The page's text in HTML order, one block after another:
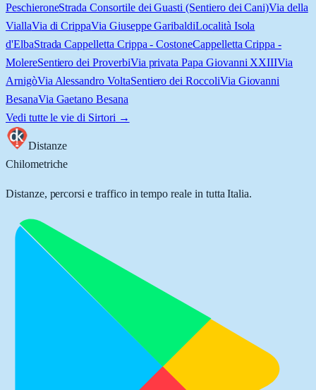
PeschieroneStrada Consortile dei Guasti (Sentiero dei Cani)Via della
ViallaVia di CrippaVia Giuseppe GaribaldiLocalità Isola
d'ElbaStrada Cappelletta Crippa - CostoneCappelletta Crippa -
MolereSentiero dei ProverbiVia privata Papa Giovanni XXIIIVia
ArnigòVia Alessandro VoltaSentiero dei RoccoliVia Giovanni
BesanaVia Gaetano Besana
Vedi tutte le vie di Sirtori →
Distanze
Chilometriche
Distanze, percorsi e traffico in tempo reale in tutta Italia.